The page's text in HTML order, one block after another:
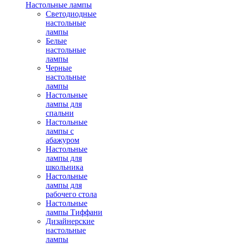
Настольные лампы
Светодиодные
настольные
лампы
Белые
настольные
лампы
Черные
настольные
лампы
Настольные
лампы для
спальни
Настольные
лампы с
абажуром
Настольные
лампы для
школьника
Настольные
лампы для
рабочего стола
Настольные
лампы Тиффани
Дизайнерские
настольные
лампы